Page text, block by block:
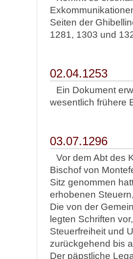
Seiten der
1281, 1303 und
02.04.1253
Ein Dokument
wesentlich frühere
03.07.1296
Vor dem Abt des
Bischof von
Sitz genommen
erhobenen
Die von der
legten Schriften
Steuerfreiheit und
zurückgehend bis
Der päpstliche